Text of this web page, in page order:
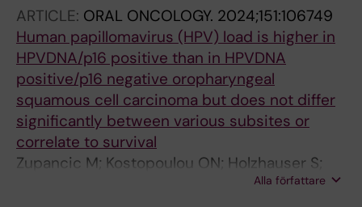
ARTICLE: ORAL ONCOLOGY. 2024;151:106749
Human papillomavirus (HPV) load is higher in
HPVDNA/p16 positive than in HPVDNA
positive/p16 negative oropharyngeal
squamous cell carcinoma but does not differ
significantly between various subsites or
correlate to survival
Zupancic M; Kostopoulou ON; Holzhauser S;
Lukoseviciute M; Jylha C; Marklund L; Nasman
Alla författare